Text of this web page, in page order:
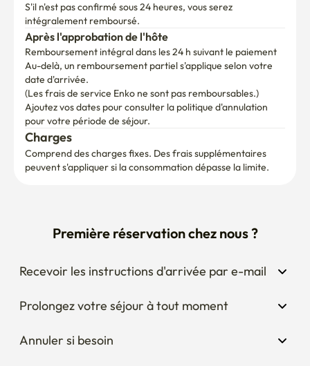
S'il n'est pas confirmé sous 24 heures, vous serez
intégralement remboursé.
Après l'approbation de l'hôte
Remboursement intégral dans les 24 h suivant le paiement
Au-delà, un remboursement partiel s'applique selon votre
date d'arrivée.
(Les frais de service Enko ne sont pas remboursables.)
Ajoutez vos dates pour consulter la politique d'annulation
pour votre période de séjour.
Charges
Comprend des charges fixes. Des frais supplémentaires
peuvent s'appliquer si la consommation dépasse la limite.
Première réservation chez nous ?
Recevoir les instructions d'arrivée par e-mail
Prolongez votre séjour à tout moment
Annuler si besoin